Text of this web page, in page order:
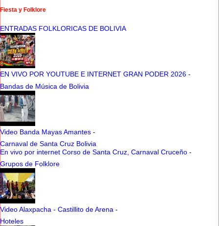
Fiesta y Folklore
ENTRADAS FOLKLORICAS DE BOLIVIA
EN VIVO POR YOUTUBE E INTERNET GRAN PODER 2026 -
Bandas de Música de Bolivia
Video Banda Mayas Amantes -
Carnaval de Santa Cruz Bolivia
En vivo por internet Corso de Santa Cruz, Carnaval Cruceño -
Grupos de Folklore
Video Alaxpacha - Castillito de Arena -
Hoteles